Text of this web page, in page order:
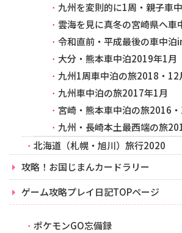
九州を変則的に1周・親子車
雲海を見に真冬の宮崎県へ車
令和直前・平成最後の車中泊
大分・熊本車中泊2019年1月
九州1周車中泊の旅2018・12
九州車中泊の旅2017年1月
宮崎・熊本車中泊の旅2016
九州・長崎本土最西端の旅
北海道（札幌・旭川）旅行2020
攻略！お国じまんカードラリー
ゲーム攻略プレイ日記TOPページ
ポケモンGO忘備録